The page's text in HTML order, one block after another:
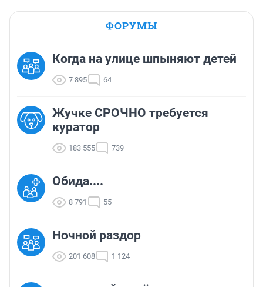
ФОРУМЫ
Когда на улице шпыняют детей
7 895 64
Жучке СРОЧНО требуется
куратор
183 555 739
Обида....
8 791 55
Ночной раздор
201 608 1 124